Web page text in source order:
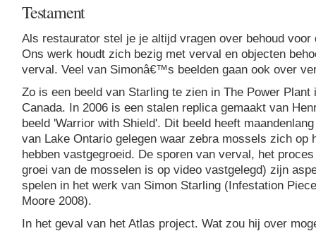
Testament
Als restaurator stel je je altijd vragen over behoud voor
Ons werk houdt zich bezig met verval en objecten
verval. Veel van Simonâ€™s beelden gaan ook over
Zo is een beeld van Starling te zien in The Power Plant
Canada. In 2006 is een stalen replica gemaakt van
beeld 'Warrior with Shield'. Dit beeld heeft
van Lake Ontario gelegen waar zebra mossels zich op
hebben vastgegroeid. De sporen van verval, het
groei van de mosselen is op video vastgelegd) zijn
spelen in het werk van Simon Starling (Infestation
Moore 2008).
In het geval van het Atlas project. Wat zou hij over